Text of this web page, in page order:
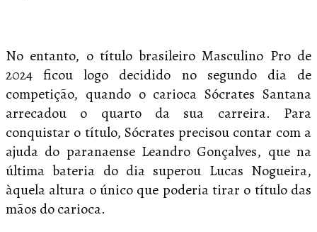
No entanto, o título brasileiro Masculino Pro de
2024 ficou logo decidido no segundo dia de
competição, quando o carioca Sócrates Santana
arrecadou o quarto da sua carreira. Para
conquistar o título, Sócrates precisou contar com a
ajuda do paranaense Leandro Gonçalves, que na
última bateria do dia superou Lucas Nogueira,
àquela altura o único que poderia tirar o título das
mãos do carioca.